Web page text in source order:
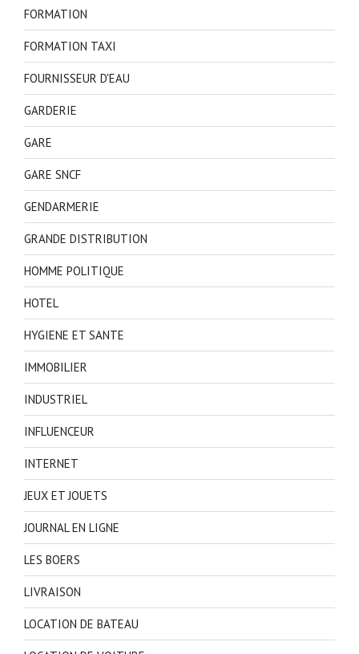
FORMATION
FORMATION TAXI
FOURNISSEUR D'EAU
GARDERIE
GARE
GARE SNCF
GENDARMERIE
GRANDE DISTRIBUTION
HOMME POLITIQUE
HOTEL
HYGIENE ET SANTE
IMMOBILIER
INDUSTRIEL
INFLUENCEUR
INTERNET
JEUX ET JOUETS
JOURNAL EN LIGNE
LES BOERS
LIVRAISON
LOCATION DE BATEAU